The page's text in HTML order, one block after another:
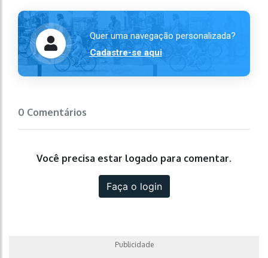
Quer uma navegação personalizada?
Cadastre-se aqui
0 Comentários
Você precisa estar logado para comentar.
Faça o login
Publicidade